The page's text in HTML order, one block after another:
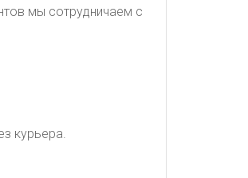
мы сотрудничаем с
курьера.